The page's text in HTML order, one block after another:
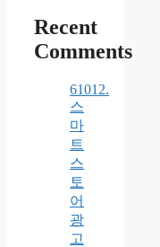
Recent
Comments
61012.
스
마
트
스
토
어
광
고